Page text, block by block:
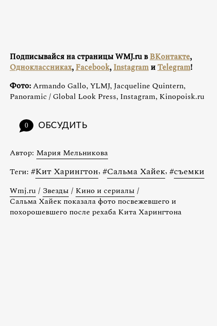
Подписывайся на страницы WMJ.ru вВКонтакте,
Одноклассниках,Facebook,InstagramиTelegram!
Фото:Armando Gallo, YLMJ, Jacqueline Quintern,
Panoramic / Global Look Press, Instagram, Kinopoisk.ru
0 ОБСУДИТЬ
Автор: Мария Мельникова
Теги: #Кит Харингтон, #Сальма Хайек, #съемки
Wmj.ru / Звезды / Кино и сериалы /
Сальма Хайек показала фото посвежевшего и
похорошевшего после рехаба Кита Харингтона